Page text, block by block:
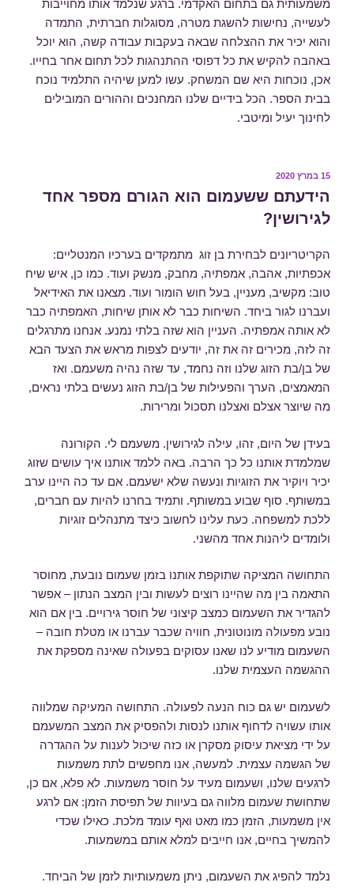
משמעותית גם בתחום האקדמי. ברגע שנלמד אותו מחוייבות
לעשייה, נחישות להשגת מטרה, מסוגלות חברתית, התמדה
והוא יכיר את ההצלחה שבאה בעקבות עבודה קשה, הוא יוכל
באהבה להקיש את כל דפוסי ההתנהגות לכל תחום אחר בחייו.
אכן, נוכחות היא שם המשחק. עשו למען שיהיה התלמיד נוכח
בבית הספר. הכל בידיים שלנו המחנכים וההורים המובילים
לחינוך יעיל ומיטבי.
פורסם
15 במרץ 2020
הידעתם ששעמום הוא הגורם מספר אחד
לגירושין?
הקריטריונים לבחירת בן זוג מתמקדים בערכיו המנטליים:
אכפתיות, אהבה, אמפתיה, מחבק, מנשק ועוד. כמו כן, איש שיח
טוב: מקשיב, מעניין, בעל חוש הומור ועוד. מצאנו את האידיאל
ועברנו לגור ביחד. השיחות כבר לא אותן שיחות, האמפתיה כבר
לא אותה אמפתיה. העניין הוא שזה בלתי נמנע. אנחנו מתרגלים
זה לזה, מכירים זה את זה, יודעים לצפות מראש את הצעד הבא
של בן/בת הזוג שלנו וזה נחמד, עד שזה נהיה משעמם. ואז
המאמצים, הערך והפעילות של בן/בת הזוג נעשים בלתי נראים,
מה שיוצר אצלם ואצלנו תסכול ומרירות.
בעידן של היום, זהו, עילה לגירושין. משעמם לי. הקורונה
שמלמדת אותנו כל כך הרבה. באה ללמד אותנו איך עושים שזוג
יכיר ויוקיר את הזוגיות ונעשה שלא ישעמם. אם עד כה היינו ערב
במשותף. סוף שבוע במשותף. ותמיד בחרנו להיות עם חברים,
ללכת למשפחה. כעת עלינו לחשוב כיצד מתנהלים זוגיות
ולומדים ליהנות אחד מהשני.
התחושה המציקה שתוקפת אותנו בזמן שעמום נובעת, מחוסר
התאמה בין מה שהיינו רוצים לעשות ובין המצב הנתון – אפשר
להגדיר את השעמום כמצב קיצוני של חוסר גירויים. בין אם הוא
נובע מפעולה מונוטונית, חוויה שכבר עברנו או מטלת חובה –
השעמום מודיע לנו שאנו עסוקים בפעולה שאינה מספקת את
ההגשמה העצמית שלנו.
לשעמום יש גם כוח הנעה לפעולה. התחושה המעיקה שמלווה
אותו עשויה לדחוף אותנו לנסות ולהפסיק את המצב המשעמם
על ידי מציאת עיסוק מסקרן או כזה שיכול לענות על ההגדרה
של הגשמה עצמית. למעשה, אנו מחפשים לתת משמעות
לרגעים שלנו, ושעמום מעיד על חוסר משמעות. לא פלא, אם כן,
שתחושת שעמום מלווה גם בעיוות של תפיסת הזמן: אם לרגע
אין משמעות, הזמן כמו מאט ואף עומד מלכת. כאילו שכדי
להמשיך בחיים, אנו חייבים למלא אותם במשמעות.
נלמד להפיג את השעמום, ניתן משמעותיות לזמן של הביחד.